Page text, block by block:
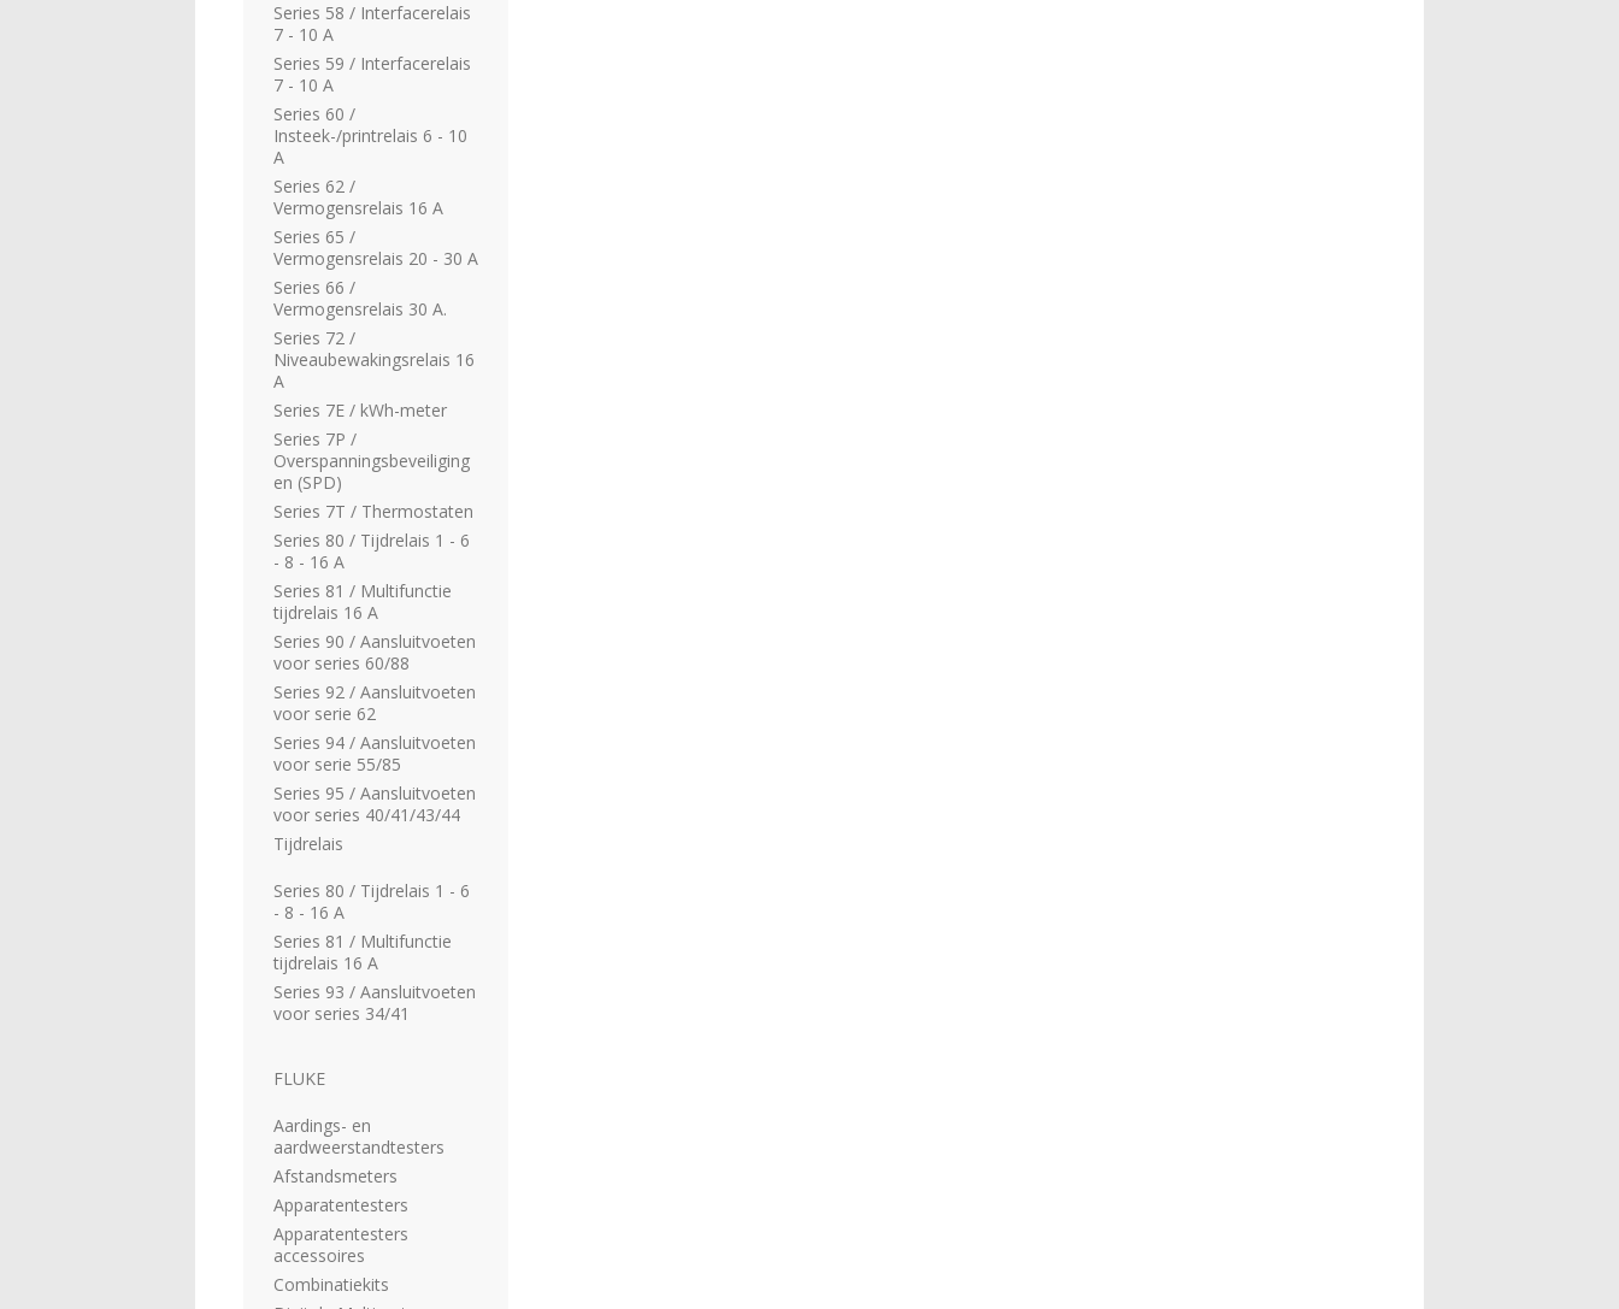
Series 58 / Interfacerelais
7 - 10 A
Series 59 / Interfacerelais
7 - 10 A
Series 60 /
Insteek-/printrelais 6 - 10
A
Series 62 /
Vermogensrelais 16 A
Series 65 /
Vermogensrelais 20 - 30 A
Series 66 /
Vermogensrelais 30 A.
Series 72 /
Niveaubewakingsrelais 16
A
Series 7E / kWh-meter
Series 7P /
Overspanningsbeveiliging
en (SPD)
Series 7T / Thermostaten
Series 80 / Tijdrelais 1 - 6
- 8 - 16 A
Series 81 / Multifunctie
tijdrelais 16 A
Series 90 / Aansluitvoeten
voor series 60/88
Series 92 / Aansluitvoeten
voor serie 62
Series 94 / Aansluitvoeten
voor serie 55/85
Series 95 / Aansluitvoeten
voor series 40/41/43/44
Tijdrelais
Series 80 / Tijdrelais 1 - 6
- 8 - 16 A
Series 81 / Multifunctie
tijdrelais 16 A
Series 93 / Aansluitvoeten
voor series 34/41
FLUKE
Aardings- en
aardweerstandtesters
Afstandsmeters
Apparatentesters
Apparatentesters
accessoires
Combinatiekits